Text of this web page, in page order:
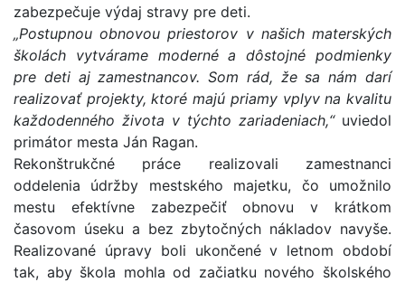
zabezpečuje výdaj stravy pre deti.
„Postupnou obnovou priestorov v našich materských
školách vytvárame moderné a dôstojné podmienky
pre deti aj zamestnancov. Som rád, že sa nám darí
realizovať projekty, ktoré majú priamy vplyv na kvalitu
každodenného života v týchto zariadeniach,“uviedol
primátor mesta Ján Ragan.
Rekonštrukčné práce realizovali zamestnanci
oddelenia údržby mestského majetku, čo umožnilo
mestu efektívne zabezpečiť obnovu v krátkom
časovom úseku a bez zbytočných nákladov navyše.
Realizované úpravy boli ukončené v letnom období
tak, aby škola mohla od začiatku nového školského